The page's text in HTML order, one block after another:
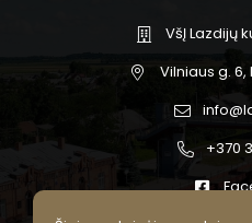
VšĮ Lazdijų
Vilniaus g. 6,
+370